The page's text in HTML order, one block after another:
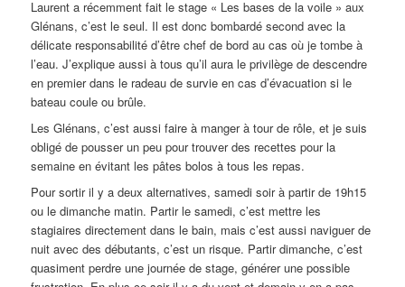
Laurent a récemment fait le stage « Les bases de la voile » aux
Glénans, c’est le seul. Il est donc bombardé second avec la
délicate responsabilité d’être chef de bord au cas où je tombe à
l’eau. J’explique aussi à tous qu’il aura le privilège de descendre
en premier dans le radeau de survie en cas d’évacuation si le
bateau coule ou brûle.
Les Glénans, c’est aussi faire à manger à tour de rôle, et je suis
obligé de pousser un peu pour trouver des recettes pour la
semaine en évitant les pâtes bolos à tous les repas.
Pour sortir il y a deux alternatives, samedi soir à partir de 19h15
ou le dimanche matin. Partir le samedi, c’est mettre les
stagiaires directement dans le bain, mais c’est aussi naviguer de
nuit avec des débutants, c’est un risque. Partir dimanche, c’est
quasiment perdre une journée de stage, générer une possible